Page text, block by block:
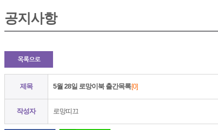
공지사항
제목 5월 28일 로망이북 출간목록[0]
작성자 로망띠끄